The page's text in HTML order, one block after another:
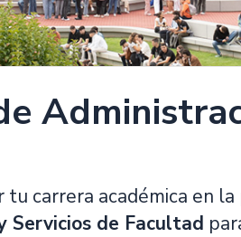
carrera académica en
Servicios de Facultad